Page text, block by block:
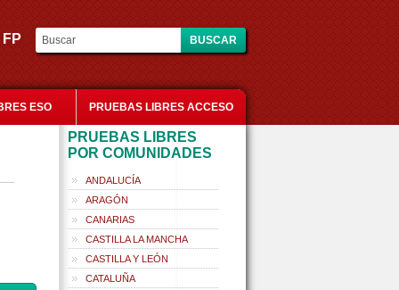
FP
ESO PRUEBAS LIBRES ACCESO
PRUEBAS LIBRES
POR COMUNIDADES
ANDALUCÍA
ARAGÓN
CANARIAS
CASTILLA LA MANCHA
CASTILLA Y LEÓN
CATALUÑA